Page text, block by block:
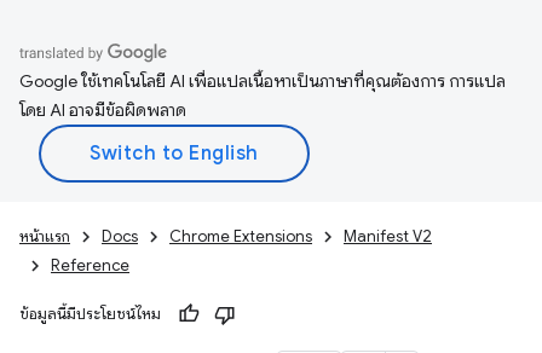
Google ใช้เทคโนโลยี AI เพื่อแปลเนื้อหาเป็นภาษาที่คุณต้องการ การแปล
โดย AI อาจมีข้อผิดพลาด
หน้าแรก Docs Chrome Extensions
Manifest V2
Reference
ข้อมูลนี้มีประโยชน์ไหม